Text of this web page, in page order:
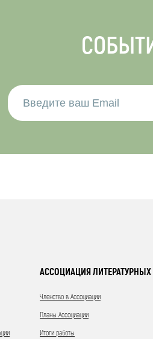
АССОЦИАЦИЯ ЛИТЕРАТУРНЫХ
Членство в Ассоциации
Планы Ассоциации
Итоги работы